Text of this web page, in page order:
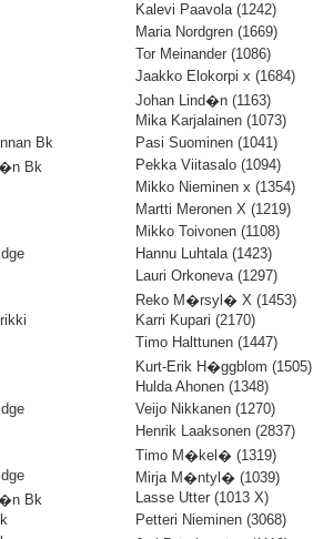
Kalevi Paavola (1242)
Maria Nordgren (1669)
Tor Meinander (1086)
Jaakko Elokorpi x (1684)
Johan Lind�n (1163)
Mika Karjalainen (1073)
Bk Pasi Suominen (1041)
Bk Pekka Viitasalo (1094)
Mikko Nieminen x (1354)
Martti Meronen X (1219)
Mikko Toivonen (1108)
Hannu Luhtala (1423)
Lauri Orkoneva (1297)
Reko M�rsyl� X (1453)
Karri Kupari (2170)
Timo Halttunen (1447)
Kurt-Erik H�ggblom (1505)
Hulda Ahonen (1348)
Veijo Nikkanen (1270)
Henrik Laaksonen (2837)
Timo M�kel� (1319)
Mirja M�ntyl� (1039)
Bk Lasse Utter (1013 X)
Petteri Nieminen (3068)